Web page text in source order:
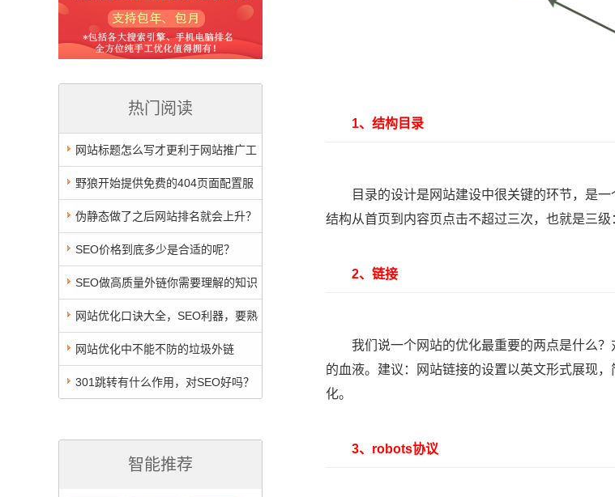
热门阅读
网站标题怎么写才更利于网站推广工
作的开展
野狼开始提供免费的404页面配置服
务 伪静态做了之后网站排名就会上升？
SEO价格到底多少是合适的呢？
SEO做高质量外链你需要理解的知识
网站优化口诀大全，SEO利器，要熟
记于心
网站优化中不能不防的垃圾外链
301跳转有什么作用，对SEO好吗？
智能推荐
1、结构目录
目录的设计是网站建设中很关键的环节，是一
结构从首页到内容页点击不超过三次，也就是三
2、链接
我们说一个网站的优化最重要的两点是什么？
的血液。建议：网站链接的设置以英文形式展现
化。
3、robots协议